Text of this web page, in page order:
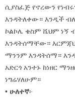
ሲያስፈጅ የኖረውን
እንዳትለቀው። እንዲች
ኮልኮሌ ቄስም ሼህም
እንዳትሰማቸው።
ማንንም እንዳትሰማ።
አድርጎ አንተኑ ከነዘር
ነግሬሃለሁም።
• ሁለተኛ፦